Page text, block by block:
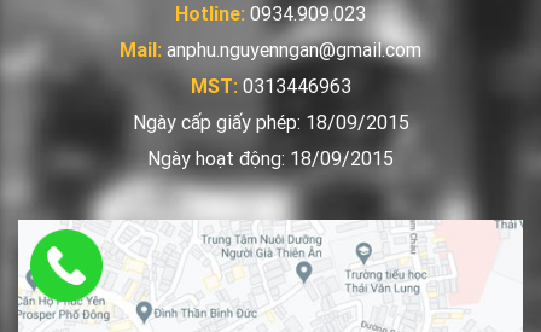
Hotline: 0934.909.023
Mail: anphu.nguyenngan@gmail.com
MST:0313446963
Ngày cấp giấy phép: 18/09/2015
Ngày hoạt động: 18/09/2015